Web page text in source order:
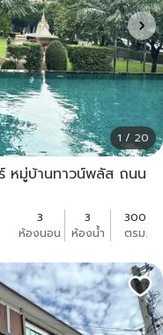
1 / 20
หมู่บ้านทาวน์พลัส ถนน
3
ห้องนอน
3
ห้องน้ำ
300
ตรม.